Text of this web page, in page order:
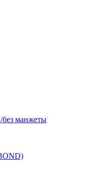
без манжеты